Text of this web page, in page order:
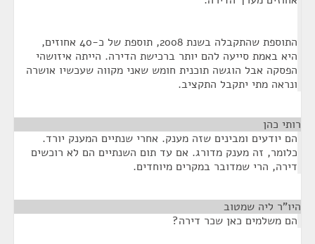
התוספת שהתקבלה בשנת 2008, תוספת של כ-40 אחוזים,
היא באמת סייעה להם יותר ברכישת הדירה. הייתה איזושהי
הפסקה אבל הוגשה תוכנית חומש שאני מקווה שעכשיו אושרה
ונראה מתי יתקבל התקציב.
רותי כהן
הם יודעים ומבינים שזה מענק. אחרי שנתיים המענק יורד.
כלומר, זה מענק מדורג. אם עד תום השנתיים הם לא רוכשים
דירה, הרי שמדובר במקרים מיוחדים.
היו"ר ליה שמטוב
הם משלמים כאן שכר דירה?